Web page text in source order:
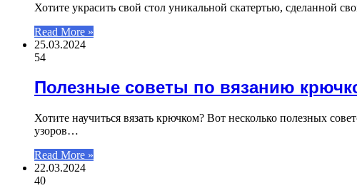
Хотите украсить свой стол уникальной скатертью, сделанной
Read More »
25.03.2024
54
Полезные советы по вязанию
Хотите научиться вязать крючком? Вот несколько полезных
узоров…
Read More »
22.03.2024
40